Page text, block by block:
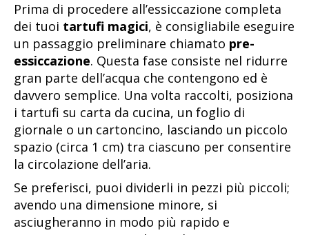
Prima di procedere all’essiccazione completa
dei tuoi tartufi magici, è consigliabile eseguire
un passaggio preliminare chiamato pre-
essiccazione. Questa fase consiste nel ridurre
gran parte dell’acqua che contengono ed è
davvero semplice. Una volta raccolti, posiziona
i tartufi su carta da cucina, un foglio di
giornale o un cartoncino, lasciando un piccolo
spazio (circa 1 cm) tra ciascuno per consentire
la circolazione dell’aria.
Se preferisci, puoi dividerli in pezzi più piccoli;
avendo una dimensione minore, si
asciugheranno in modo più rapido e